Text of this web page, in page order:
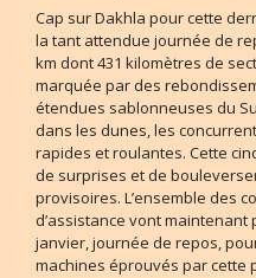
Cap sur Dakhla pour cette
la tant attendue journée de
km dont 431 kilomètres de
marquée par des
étendues sablonneuses du
dans les dunes, les
rapides et roulantes. Cette
de surprises et de
provisoires. L’ensemble des
d’assistance vont maintenant
janvier, journée de repos,
machines éprouvés par cette